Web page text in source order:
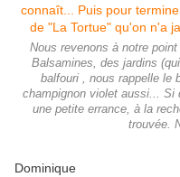
Nous revenons à notre
Balsamines, des jardins
balfouri , nous rappelle le
champignon violet aussi... Si
une petite errance, à la
trouvée.
Dominique